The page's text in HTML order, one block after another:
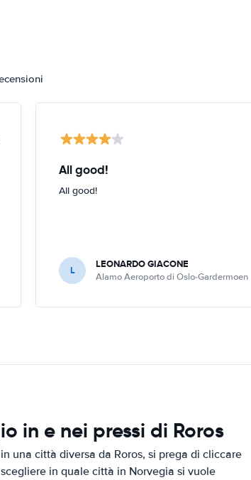
All good!
All good!
L LEONARDO GIACONE
Alamo Aeroporto di Oslo-Gardermoen
in e nei pressi di Roros
una città diversa da Roros, si prega di cliccare
in quale città in Norvegia si vuole